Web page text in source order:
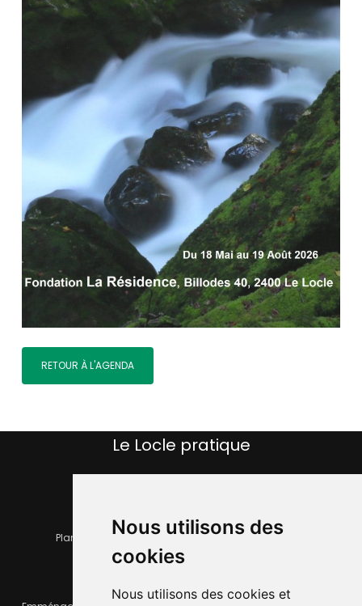
Nous utilisons des
cookies
Nous utilisons des cookies et
RETOUR À L'AGENDA
Le Locle pratique
Plan de la ville Horaires et services communaux